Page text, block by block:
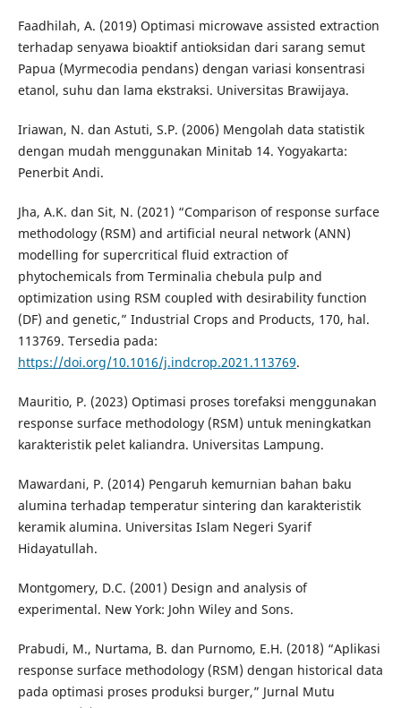
Faadhilah, A. (2019) Optimasi microwave assisted extraction
terhadap senyawa bioaktif antioksidan dari sarang semut
Papua (Myrmecodia pendans) dengan variasi konsentrasi
etanol, suhu dan lama ekstraksi. Universitas Brawijaya.
Iriawan, N. dan Astuti, S.P. (2006) Mengolah data statistik
dengan mudah menggunakan Minitab 14. Yogyakarta:
Penerbit Andi.
Jha, A.K. dan Sit, N. (2021) “Comparison of response surface
methodology (RSM) and artificial neural network (ANN)
modelling for supercritical fluid extraction of
phytochemicals from Terminalia chebula pulp and
optimization using RSM coupled with desirability function
(DF) and genetic,” Industrial Crops and Products, 170, hal.
113769. Tersedia pada:
https://doi.org/10.1016/j.indcrop.2021.113769.
Mauritio, P. (2023) Optimasi proses torefaksi menggunakan
response surface methodology (RSM) untuk meningkatkan
karakteristik pelet kaliandra. Universitas Lampung.
Mawardani, P. (2014) Pengaruh kemurnian bahan baku
alumina terhadap temperatur sintering dan karakteristik
keramik alumina. Universitas Islam Negeri Syarif
Hidayatullah.
Montgomery, D.C. (2001) Design and analysis of
experimental. New York: John Wiley and Sons.
Prabudi, M., Nurtama, B. dan Purnomo, E.H. (2018) “Aplikasi
response surface methodology (RSM) dengan historical data
pada optimasi proses produksi burger,” Jurnal Mutu